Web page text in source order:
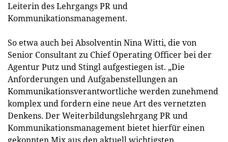
Leiterin des Lehrgangs PR und
Kommunikationsmanagement.
So etwa auch bei Absolventin Nina Witti, die von
Senior Consultant zu Chief Operating Officer bei der
Agentur Putz und Stingl aufgestiegen ist. „Die
Anforderungen und Aufgabenstellungen an
Kommunikationsverantwortliche werden zunehmend
komplex und fordern eine neue Art des vernetzten
Denkens. Der Weiterbildungslehrgang PR und
Kommunikationsmanagement bietet hierfür einen